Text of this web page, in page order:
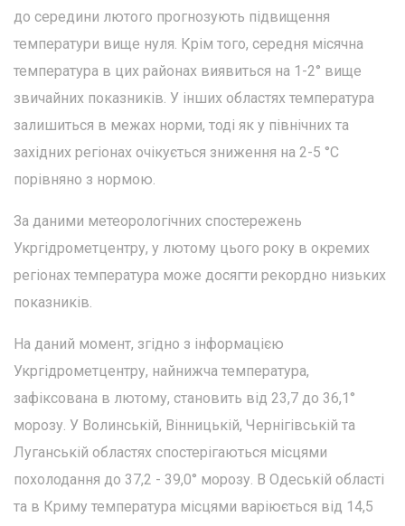
до середини лютого прогнозують підвищення
температури вище нуля. Крім того, середня місячна
температура в цих районах виявиться на 1-2° вище
звичайних показників. У інших областях температура
залишиться в межах норми, тоді як у північних та
західних регіонах очікується зниження на 2-5 °C
порівняно з нормою.
За даними метеорологічних спостережень
Укргідрометцентру, у лютому цього року в окремих
регіонах температура може досягти рекордно низьких
показників.
На даний момент, згідно з інформацією
Укргідрометцентру, найнижча температура,
зафіксована в лютому, становить від 23,7 до 36,1°
морозу. У Волинській, Вінницькій, Чернігівській та
Луганській областях спостерігаються місцями
похолодання до 37,2 - 39,0° морозу. В Одеській області
та в Криму температура місцями варіюється від 14,5